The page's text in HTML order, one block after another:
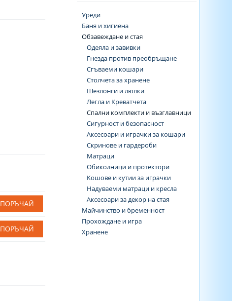
ПОРЪЧАЙ
ПОРЪЧАЙ
Уреди
Баня и хигиена
Обзавеждане и стая
Одеяла и завивки
Гнезда против преобръщане
Сгъваеми кошари
Столчета за хранене
Шезлонги и люлки
Легла и Креватчета
Спални комплекти и възглавници
Сигурност и безопасност
Аксесоари и играчки за кошари
Скринове и гардероби
Матраци
Обиколници и протектори
Koшове и кутии за играчки
Надуваеми матраци и кресла
Аксесоари за декор на стая
Майчинство и бременност
Прохождане и игра
Хранене